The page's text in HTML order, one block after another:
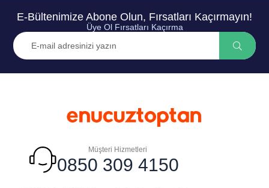
E-Bültenimize Abone Olun, Fırsatları Kaçırmayın!
Üye Ol Fırsatları Kaçırma
Müşteri Hizmetleri
0850 309 4150